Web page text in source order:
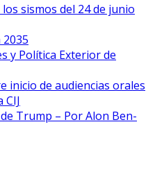
sismos del 24 de junio
y Política Exterior de
inicio de audiencias orales
Trump – Por Alon Ben-